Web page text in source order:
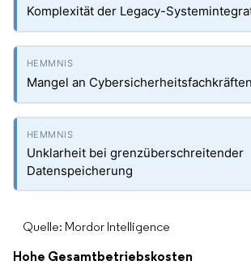
Komplexität der Legacy-
Mangel an Cybersicherheitsfachkräften
Unklarheit bei grenzüberschreitender
Datenspeicherung
Quelle: Mordor Intelligence
Hohe Gesamtbetriebskosten